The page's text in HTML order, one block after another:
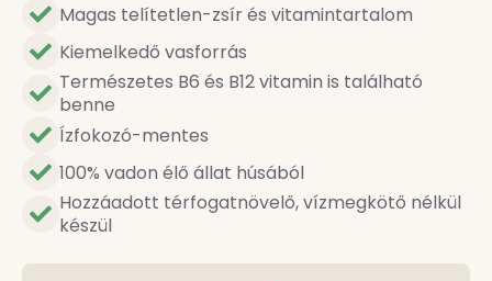
Magas telítetlen-zsír és vitamintartalom
Kiemelkedő vasforrás
Természetes B6 és B12 vitamin is található
benne
Ízfokozó-mentes
100% vadon élő állat húsából
Hozzáadott térfogatnövelő, vízmegkötő nélkül
készül